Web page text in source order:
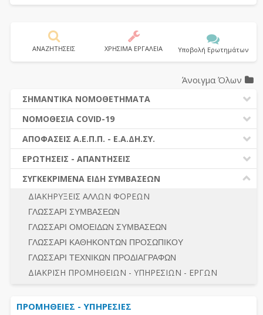
ΑΝΑΖΗΤΗΣΕΙΣ ΧΡΗΣΙΜΑ ΕΡΓΑΛΕΙΑ Υποβολή Ερωτημάτων
Άνοιγμα Όλων
ΣΗΜΑΝΤΙΚΑ ΝΟΜΟΘΕΤΗΜΑΤΑ
ΔΗΜΟΣΙΕΣ ΣΥΜΒΑΣΕΙΣ (Ν. 4412/2016)
ΔΗΜΟΤΙΚΟΣ ΚΩΔΙΚΑΣ (Ν.3463/2006)
ΚΑΛΛΙΚΡΑΤΗΣ (Ν.3852/2010)
ΝΟΜΟΘΕΣΙΑ - ΝΟΜΟΛΟΓΙΑ (ΣΥΝΟΛΟ)
ΝΟΜΟΘΕΣΙΑ COVID-19
ΝΟΜΟΘΕΣΙΑ - ΝΟΜΟΛΟΓΙΑ COVID -19
ΕΡΩΤΗΣΕΙΣ - ΑΠΑΝΤΗΣΕΙΣ
ΑΠΟΦΑΣΕΙΣ Α.Ε.Π.Π. - Ε.Α.ΔΗ.ΣΥ.
ΠΡΟΔΙΚΑΣΤΙΚΗ ΠΡΟΣΦΥΓΗ
ΓΕΝΙΚΟΙ ΚΑΝΟΝΕΣ
ΔΙΚΑΙΟΥΜΕΝΟΙ ΣΥΜΜΕΤΟΧΗΣ
ΠΡΟΣΦΟΡΕΣ – ΔΙΚΑΙΟΛΟΓΗΤΙΚΑ ΣΥΜΜΕΤΟΧΗΣ
ΔΙΕΞΑΓΩΓΗ ΔΙΑΔΙΚΑΣΙΑΣ
ΕΣΗΔΗΣ – ΚΗΜΔΗΣ
ΠΕΡΙΛΗΨΕΙΣ ΑΠΟΦΑΣΕΩΝ Α.Ε.Π.Π. - Ε.Α.ΔΗ.ΣΥ.
ΣΥΝΟΛΟ
ΕΡΩΤΗΣΕΙΣ - ΑΠΑΝΤΗΣΕΙΣ
Ν. 4782/2021 - ΤΡΟΠΟΠΟΙΗΣΗ 4412/2016
ΔΙΕΞΑΓΩΓΗ ΔΙΑΔΙΚΑΣΙΑΣ
ΔΙΑΔΙΚΑΣΙΕΣ ΑΝΑΘΕΣΗΣ
ΓΕΝΙΚΟΙ ΚΑΝΟΝΕΣ
ΠΡΟΕΤΟΙΜΑΣΙΑ - ΔΗΜΟΣΙΟΤΗΤΑ
ΛΟΓΟΙ ΑΠΟΚΛΕΙΣΜΟΥ-ΔΙΚΑΙΟΥΜΕΝΟΙ ΣΥΜΜΕΤΟΧΗΣ
ΠΡΟΣΦΟΡΕΣ - ΔΙΚΑΙΟΛΟΓΗΤΙΚΑ ΣΥΜΜΕΤΟΧΗΣ
ΣΥΓΚΕΚΡΙΜΕΝΑ ΕΙΔΗ ΣΥΜΒΑΣΕΩΝ
ΔΙΑΚΗΡΥΞΕΙΣ ΑΛΛΩΝ ΦΟΡΕΩΝ
ΓΛΩΣΣΑΡΙ ΣΥΜΒΑΣΕΩΝ
ΓΛΩΣΣΑΡΙ ΟΜΟΕΙΔΩΝ ΣΥΜΒΑΣΕΩΝ
ΓΛΩΣΣΑΡΙ ΚΑΘΗΚΟΝΤΩΝ ΠΡΟΣΩΠΙΚΟΥ
ΓΛΩΣΣΑΡΙ ΤΕΧΝΙΚΩΝ ΠΡΟΔΙΑΓΡΑΦΩΝ
ΔΙΑΚΡΙΣΗ ΠΡΟΜΗΘΕΙΩΝ - ΥΠΗΡΕΣΙΩΝ - ΕΡΓΩΝ
ΠΡΟΜΗΘΕΙΕΣ - ΥΠΗΡΕΣΙΕΣ